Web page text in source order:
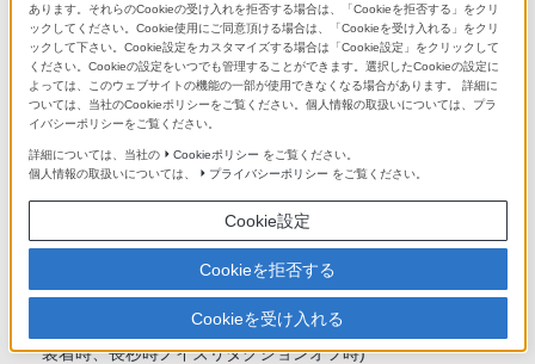
フラッシュ同調速度*2
1/80000 秒 *3、1/500 秒
手ブレ補正機能
方式
イメージセンサーシフト方式5軸補正 (補正方式はレンズ仕様
補正効果 (静止画時)
8.0段 (CIPA規格準拠、ピッチ/ヨー方向、FE 50mm F1.2 GM
装着時、長秒時ノイズリダクションオフ時)
あります。それらのCookieの受け入れを拒否する場合は、「Cookieを拒否する」をクリ
ックしてください。Cookie使用にご同意頂ける場合は、「Cookieを受け入れる」をクリ
ックして下さい。Cookie設定をカスタマイズする場合は「Cookie設定」をクリックして
ください。Cookieの設定をいつでも管理することができます。選択したCookieの設定に
よっては、このウェブサイトの機能の一部が使用できなくなる場合があります。 詳細に
ついては、当社のCookieポリシーをご覧ください。個人情報の取扱いについては、プラ
イバシーポリシーをご覧ください。
詳細については、当社の Cookieポリシー をご覧ください。
個人情報の取扱いについては、
プライバシーポリシー をご覧ください。
Cookie設定
Cookieを拒否する
Cookieを受け入れる